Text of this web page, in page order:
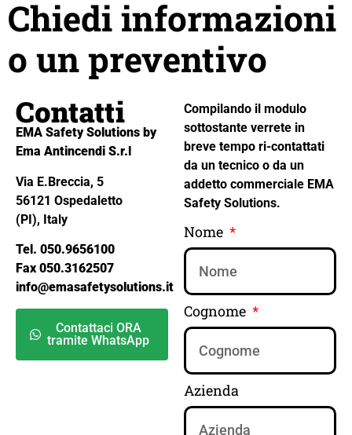
Chiedi informazioni
o un preventivo
Contatti
EMA Safety Solutions by
Ema Antincendi S.r.l
Via E.Breccia, 5
56121 Ospedaletto
(PI), Italy
Tel. 050.9656100
Fax 050.3162507
info@emasafetysolutions.it
Contattaci ORA
tramite WhatsApp
Compilando il modulo
sottostante verrete in
breve tempo ri-contattati
da un tecnico o da un
addetto commerciale EMA
Safety Solutions.
Nome
Cognome
Azienda